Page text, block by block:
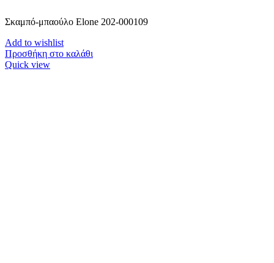
Σκαμπό-μπαούλο Elone 202-000109
Add to wishlist
Προσθήκη στο καλάθι
Quick view